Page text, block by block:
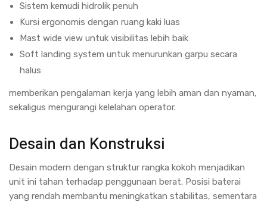
Sistem kemudi hidrolik penuh
Kursi ergonomis dengan ruang kaki luas
Mast wide view untuk visibilitas lebih baik
Soft landing system untuk menurunkan garpu secara
halus
memberikan pengalaman kerja yang lebih aman dan nyaman,
sekaligus mengurangi kelelahan operator.
Desain dan Konstruksi
Desain modern dengan struktur rangka kokoh menjadikan
unit ini tahan terhadap penggunaan berat. Posisi baterai
yang rendah membantu meningkatkan stabilitas, sementara